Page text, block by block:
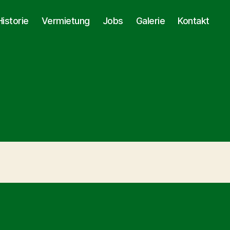
Vermietung Jobs Galerie Kontakt